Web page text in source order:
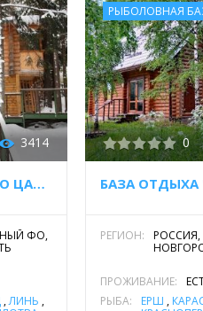
3414
БАЗА ОТДЫХА "БЕРЕНДЕЕВО ЦАРСТВО"
ФО,
,ЛИНЬ ,
РЫБОЛОВНАЯ
0
БАЗА ОТДЫХА
РЕГИОН:
ПРОЖИВАНИЕ:
РЫБА:
ЁРШ ,